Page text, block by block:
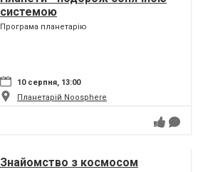
системою
Програма планетарію
10 серпня, 13:00
Планетарій Noosphere
Знайомство з космосом